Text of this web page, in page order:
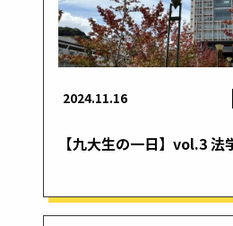
2024.11.16
【九大生の一日】vol.3 法